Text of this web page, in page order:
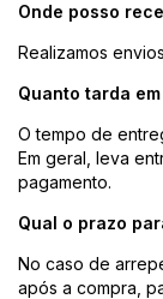
Onde posso
Realizamos
Quanto tarda
O tempo de
Em geral, leva
pagamento.
Qual o prazo
No caso de
após a compra,